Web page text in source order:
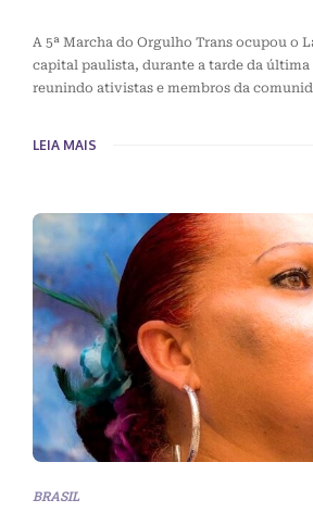
A 5ª Marcha do Orgulho Trans ocupou o
capital paulista, durante a tarde da
reunindo ativistas e membros da
LEIA MAIS
BRASIL